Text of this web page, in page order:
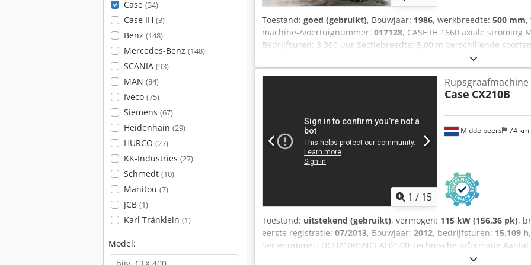
Case (34)
Case IH (3)
Benz (148)
Mercedes-Benz (148)
SCANIA (93)
MAN (84)
Iveco (75)
Siemens (67)
Heidenhain (29)
HURCO (27)
KK-Industries (27)
Schmedt (10)
Manitou (7)
JCB (1)
Karl Tränklein (1)
Model:
Toestand: goed (gebruikt), Bouwjaar: 1986, werkbreedte: 500 mm,
machine-/voertuignummer: 017128, CASE IH 1660 axiale stroming
Bedrijfsuren: 3.300 uur Sectiebreedte: 5,00 m Verschillende
1 / 15
Middelbeers 74 km
Rupsgraafmachine
Case CX210B
Toestand: uitstekend (gebruikt), vermogen: 115 kW (156,36 pk),
eerste registratie: 07/2013, Bouwjaar: 2012, bedrijfsturen: 15.109 h
Serienummer: DCH210R5NCEAH2500 Technische informatie
Functioneel Werkbreedte: 300 cm CE-markering: ja Staat